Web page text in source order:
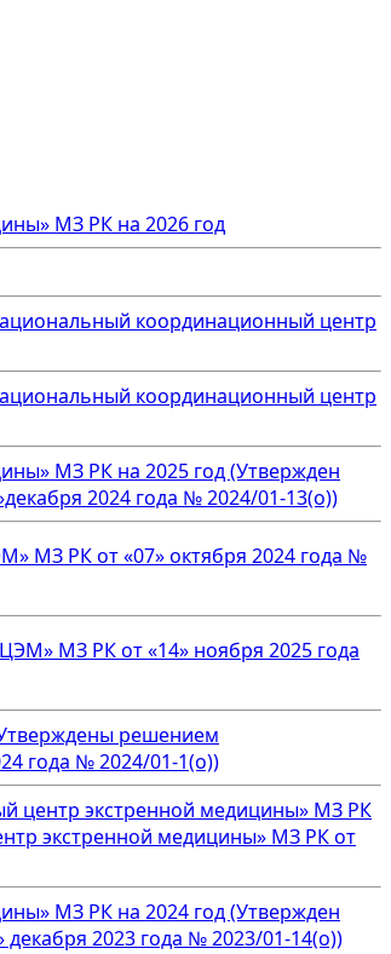
МЗ РК на 2026 год
координационный центр
координационный центр
МЗ РК на 2025 год (Утвержден
2024 года № 2024/01-13(о))
МЗ РК от «07» октября 2024 года №
МЗ РК от «14» ноября 2025 года
решением
года № 2024/01-1(о))
центр экстренной медицины» МЗ РК
экстренной медицины» МЗ РК от
МЗ РК на 2024 год (Утвержден
2023 года № 2023/01-14(о))